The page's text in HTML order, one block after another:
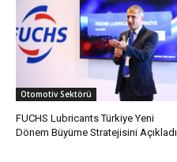
Otomotiv Sektörü
FUCHS Lubricants Türkiye Yeni
Dönem Büyüme Stratejisini Açıkladı